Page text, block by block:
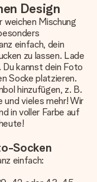
Design
Mischung
einfach, dein
zu lassen. Lade
kannst dein Foto
Socke platzieren.
hinzufügen, z. B.
und vieles mehr! Wir
in voller Farbe auf
Socken
einfach: